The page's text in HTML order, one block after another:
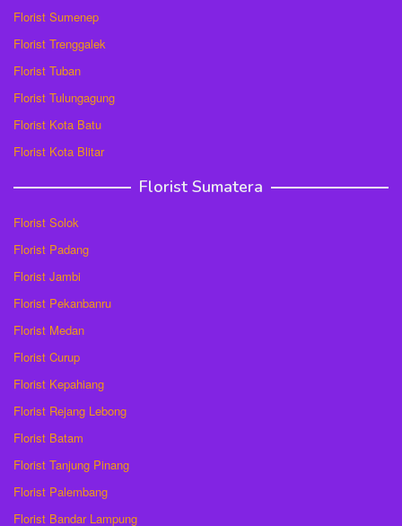
Florist Sumenep
Florist Trenggalek
Florist Tuban
Florist Tulungagung
Florist Kota Batu
Florist Kota Blitar
Florist Sumatera
Florist Solok
Florist Padang
Florist Jambi
Florist Pekanbanru
Florist Medan
Florist Curup
Florist Kepahiang
Florist Rejang Lebong
Florist Batam
Florist Tanjung Pinang
Florist Palembang
Florist Bandar Lampung